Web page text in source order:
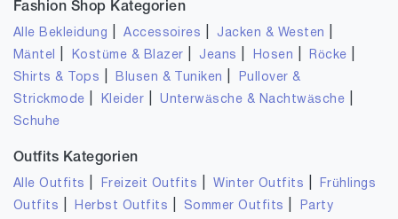
Fashion Shop Kategorien
Alle Bekleidung |Accessoires Jacken & Westen
Mäntel Kostüme & Blazer Jeans Hosen Röcke
Shirts & Tops Blusen & Tuniken
Pullover &
Strickmode
Kleider |Unterwäsche & Nachtwäsche
Schuhe
Outfits Kategorien
Alle Outfits Freizeit Outfits |Winter Outfits
Frühlings
Outfits
Herbst Outfits Sommer Outfits
Party